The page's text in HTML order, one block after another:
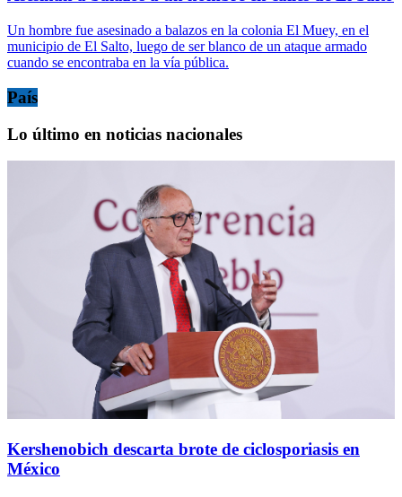
Un hombre fue asesinado a balazos en la colonia El Muey, en el
municipio de El Salto, luego de ser blanco de un ataque armado
cuando se encontraba en la vía pública.
País
Lo último en noticias nacionales
Kershenobich descarta brote de ciclosporiasis en
México